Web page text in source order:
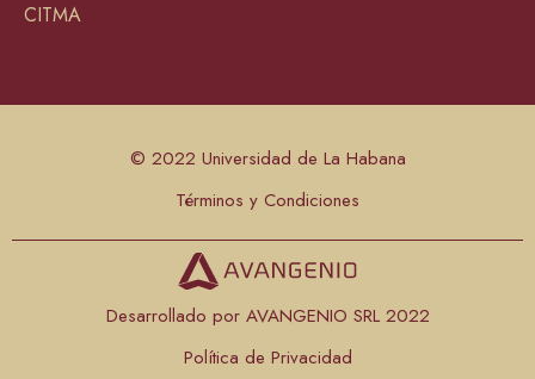
CITMA
© 2022 Universidad de La Habana
Términos y Condiciones
Desarrollado por AVANGENIO SRL 2022
Política de Privacidad